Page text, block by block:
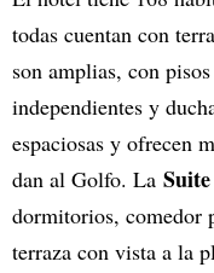
todas cuentan con
son amplias, con
independientes y
espaciosas y ofrecen
dan al Golfo. La
dormitorios, comedor
terraza con vista a la